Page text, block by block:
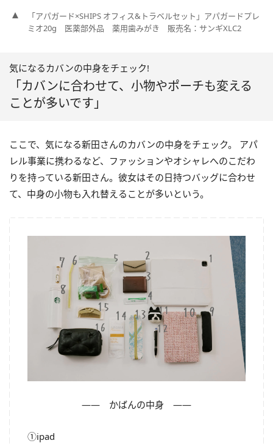
「アパガード×SHIPS オフィス&トラベルセット」アパガードプレ
ミオ20g 医薬部外品 薬用歯みがき 販売名：サンギXLC2
気になるカバンの中身をチェック!
「カバンに合わせて、小物やポーチも変える
ことが多いです」
ここで、気になる新田さんのカバンの中身をチェック。 アパ
レル事業に携わるなど、ファッションやオシャレへのこだわ
りを持っている新田さん。彼女はその日持つバッグに合わせ
て、中身の小物も入れ替えることが多いという。
―― かばんの中身 ――
①ipad